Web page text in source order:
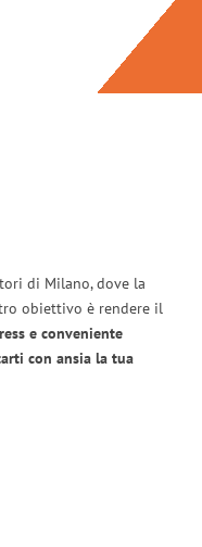
di Milano, dove la
obiettivo è rendere il
e conveniente
con ansia la tua